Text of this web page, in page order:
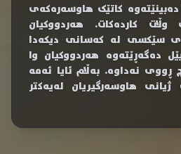
کاتێک هاوسەرەکەی
کاردەکات. هەردووکیان
سێکسی لە کەسانی دیکەدا
دەگەڕێتەوە هەردووکیان وا
نەداوە. بەڵام ئایا ئەمە
هاوسەرگیریان لەیەکتر